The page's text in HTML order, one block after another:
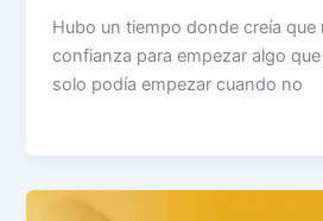
Hubo un tiempo donde creía que
confianza para empezar algo
solo podía empezar cuando no